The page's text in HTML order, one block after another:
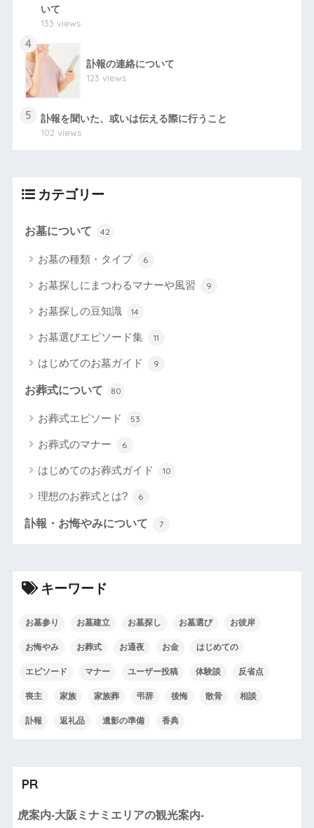
いて
133 views
4
訃報の連絡について
123 views
5
訃報を聞いた、或いは伝える際に行うこと
102 views
カテゴリー
お墓について 42
お墓の種類・タイプ 6
お墓探しにまつわるマナーや風習 9
お墓探しの豆知識 14
お墓選びエピソード集 11
はじめてのお墓ガイド 9
お葬式について 80
お葬式エピソード 53
お葬式のマナー 6
はじめてのお葬式ガイド 10
理想のお葬式とは? 6
訃報・お悔やみについて 7
キーワード
お墓参り お墓建立 お墓探し お墓選び お彼岸
お悔やみ お葬式 お通夜 お金 はじめての
エピソード マナー ユーザー投稿 体験談 反省点
喪主 家族 家族葬 弔辞 後悔 散骨 相談
訃報 返礼品 遺影の準備 香典
PR
虎案内-大阪ミナミエリアの観光案内-